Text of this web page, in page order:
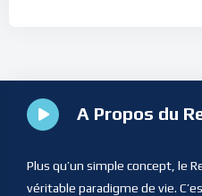
A Propos du
Plus qu’un simple concept, le
véritable paradigme de vie.